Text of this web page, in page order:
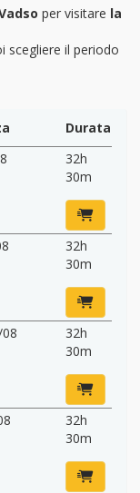
per visitare la
scegliere il periodo
Durata
32h
30m
32h
30m
32h
30m
32h
30m